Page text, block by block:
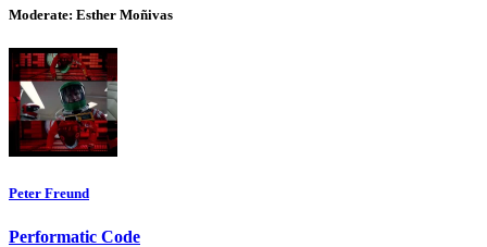
Moderate: Esther Moñivas
Peter Freund
Performatic Code